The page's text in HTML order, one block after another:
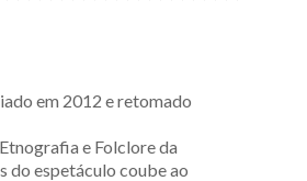
em 2012 e retomado
e Folclore da
do espetáculo coube ao